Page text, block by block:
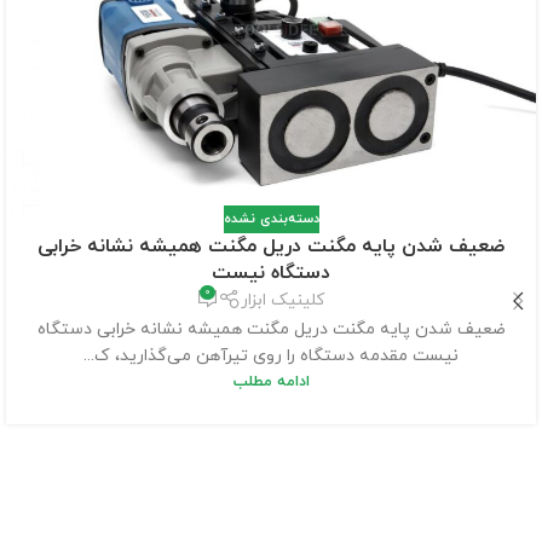
دسته‌بندی نشده
ضعیف شدن پایه مگنت دریل مگنت همیشه نشانه خرابی
دستگاه نیست
کلینیک ابزار 0
ضعیف شدن پایه مگنت دریل مگنت همیشه نشانه خرابی دستگاه
نیست مقدمه دستگاه را روی تیرآهن می‌گذارید، ک...
ادامه مطلب